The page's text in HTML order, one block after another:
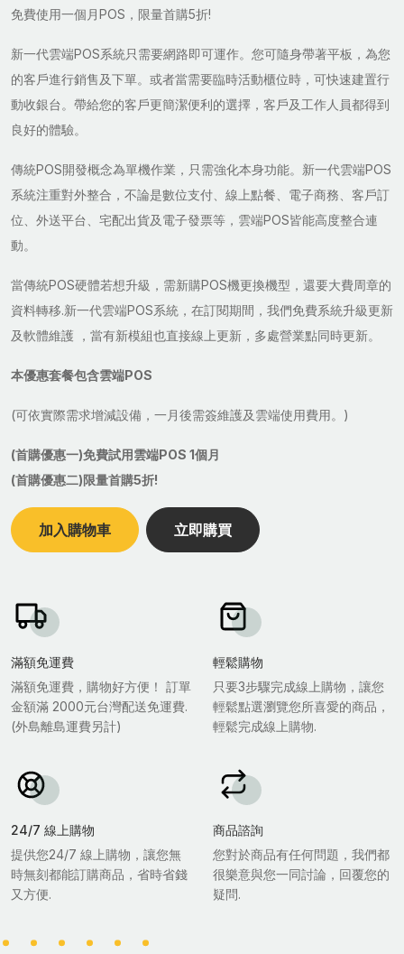
免費使用一個月POS，限量首購5折!
新一代雲端POS系統只需要網路即可運作。您可隨身帶著平板，為您
的客戶進行銷售及下單。或者當需要臨時活動櫃位時，可快速建置行
動收銀台。帶給您的客戶更簡潔便利的選擇，客戶及工作人員都得到
良好的體驗。
傳統POS開發概念為單機作業，只需強化本身功能。新一代雲端POS
系統注重對外整合，不論是數位支付、線上點餐、電子商務、客戶訂
位、外送平台、宅配出貨及電子發票等，雲端POS皆能高度整合連
動。
當傳統POS硬體若想升級，需新購POS機更換機型，還要大費周章的
資料轉移.新一代雲端POS系統，在訂閱期間，我們免費系統升級更新
及軟體維護 ，當有新模組也直接線上更新，多處營業點同時更新。
本優惠套餐包含雲端POS
(可依實際需求增減設備，一月後需簽維護及雲端使用費用。)
(首購優惠一)免費試用雲端POS 1個月
(首購優惠二)限量首購5折!
加入購物車 立即購買
滿額免運費
滿額免運費，購物好方便！ 訂單
金額滿 2000元台灣配送免運費.
(外島離島運費另計)
輕鬆購物
只要3步驟完成線上購物，讓您
輕鬆點選瀏覽您所喜愛的商品，
輕鬆完成線上購物.
24/7 線上購物
提供您24/7 線上購物，讓您無
時無刻都能訂購商品，省時省錢
又方便.
商品諮詢
您對於商品有任何問題，我們都
很樂意與您一同討論，回覆您的
疑問.